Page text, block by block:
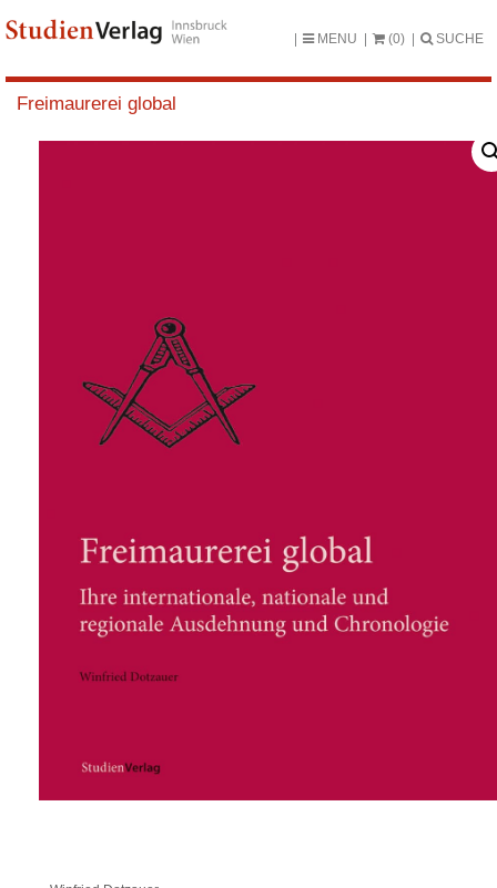
MENU (0) SUCHE
Freimaurerei global